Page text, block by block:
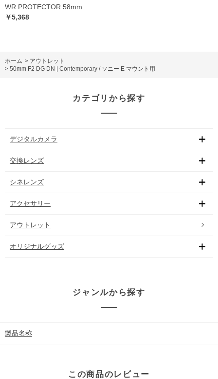
WR PROTECTOR 58mm
￥5,368
ホーム > アウトレット
> 50mm F2 DG DN | Contemporary / ソニー E マウント用
カテゴリから探す
デジタルカメラ
交換レンズ
シネレンズ
アクセサリー
アウトレット
オリジナルグッズ
ジャンルから探す
製品名称
この商品のレビュー